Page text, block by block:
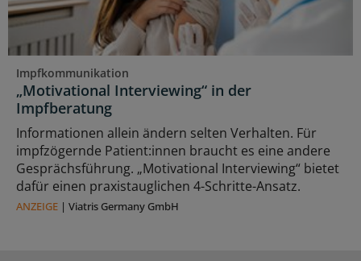
Impfkommunikation
„Motivational Interviewing“ in der
Impfberatung
Informationen allein ändern selten Verhalten. Für
impfzögernde Patient:innen braucht es eine andere
Gesprächsführung. „Motivational Interviewing“ bietet
dafür einen praxistauglichen 4-Schritte-Ansatz.
ANZEIGE | Viatris Germany GmbH